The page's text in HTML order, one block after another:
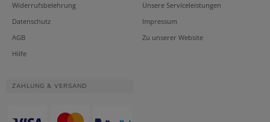
Widerrufsbelehrung
Datenschutz
AGB
Hilfe
Unsere Serviceleistungen
Impressum
Zu unserer Website
ZAHLUNG & VERSAND